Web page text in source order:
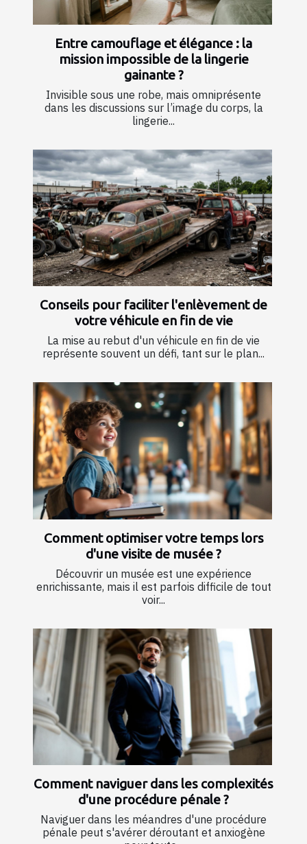
Entre camouflage et élégance : la
mission impossible de la lingerie
gainante ?
Invisible sous une robe, mais omniprésente
dans les discussions sur l’image du corps, la
lingerie...
Conseils pour faciliter l'enlèvement de
votre véhicule en fin de vie
La mise au rebut d'un véhicule en fin de vie
représente souvent un défi, tant sur le plan...
Comment optimiser votre temps lors
d'une visite de musée ?
Découvrir un musée est une expérience
enrichissante, mais il est parfois difficile de tout
voir...
Comment naviguer dans les complexités
d'une procédure pénale ?
Naviguer dans les méandres d'une procédure
pénale peut s'avérer déroutant et anxiogène